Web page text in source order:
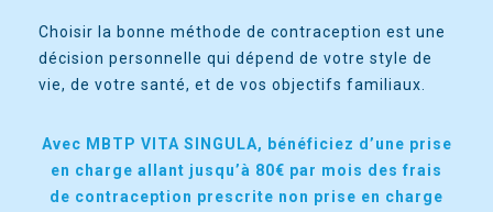
Choisir la bonne méthode de contraception est une
décision personnelle qui dépend de votre style de
vie, de votre santé, et de vos objectifs familiaux.
Avec MBTP VITA SINGULA, bénéficiez d’une prise
en charge allant jusqu’à 80€ par mois des frais
de contraception prescrite non prise en charge